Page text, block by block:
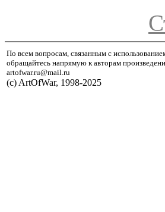
По всем вопросам, связанным с
обращайтесь напрямую к авторам
artofwar.ru@mail.ru
(с) ArtOfWar, 1998-2025